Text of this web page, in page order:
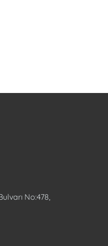
No:478,